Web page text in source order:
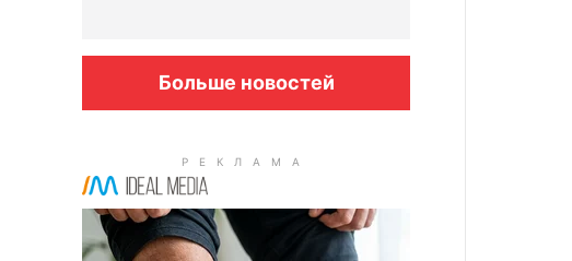
Больше новостей